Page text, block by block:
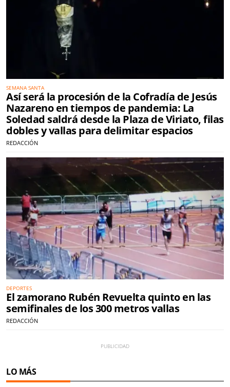
SEMANA SANTA
Así será la procesión de la Cofradía de Jesús
Nazareno en tiempos de pandemia: La
Soledad saldrá desde la Plaza de Viriato, filas
dobles y vallas para delimitar espacios
REDACCIÓN
DEPORTES
El zamorano Rubén Revuelta quinto en las
semifinales de los 300 metros vallas
REDACCIÓN
LO MÁS